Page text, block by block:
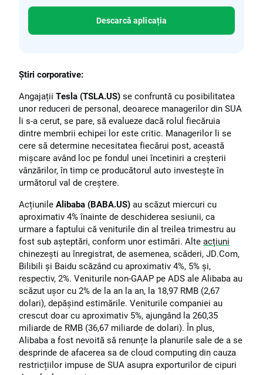
Descarcă aplicația
Știri corporative:
Angajații Tesla (TSLA.US) se confruntă cu posibilitatea
unor reduceri de personal, deoarece managerilor din SUA
li s-a cerut, se pare, să evalueze dacă rolul fiecăruia
dintre membrii echipei lor este critic. Managerilor li se
cere să determine necesitatea fiecărui post, această
mișcare având loc pe fondul unei încetiniri a creșterii
vânzărilor, în timp ce producătorul auto investește în
următorul val de creștere.
Acțiunile Alibaba (BABA.US) au scăzut miercuri cu
aproximativ 4% înainte de deschiderea sesiunii, ca
urmare a faptului că veniturile din al treilea trimestru au
fost sub așteptări, conform unor estimări. Alte acțiuni
chinezești au înregistrat, de asemenea, scăderi, JD.Com,
Bilibili și Baidu scăzând cu aproximativ 4%, 5% și,
respectiv, 2%. Veniturile non-GAAP pe ADS ale Alibaba au
scăzut ușor cu 2% de la an la an, la 18,97 RMB (2,67
dolari), depășind estimările. Veniturile companiei au
crescut doar cu aproximativ 5%, ajungând la 260,35
miliarde de RMB (36,67 miliarde de dolari). În plus,
Alibaba a fost nevoită să renunțe la planurile sale de a se
desprinde de afacerea sa de cloud computing din cauza
restricțiilor impuse de SUA asupra exporturilor de cipuri